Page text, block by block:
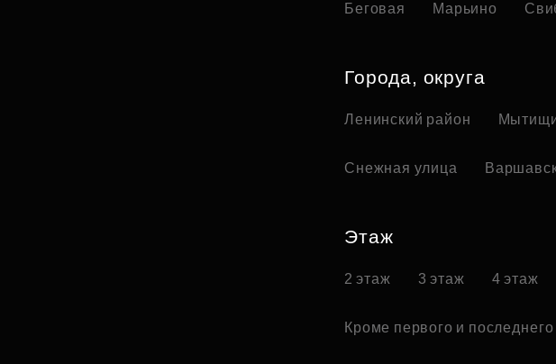
Беговая Марьино
Города, округа
Ленинский район
Снежная улица
Этаж
2 этаж 3 этаж 4 этаж
Кроме первого и последнего